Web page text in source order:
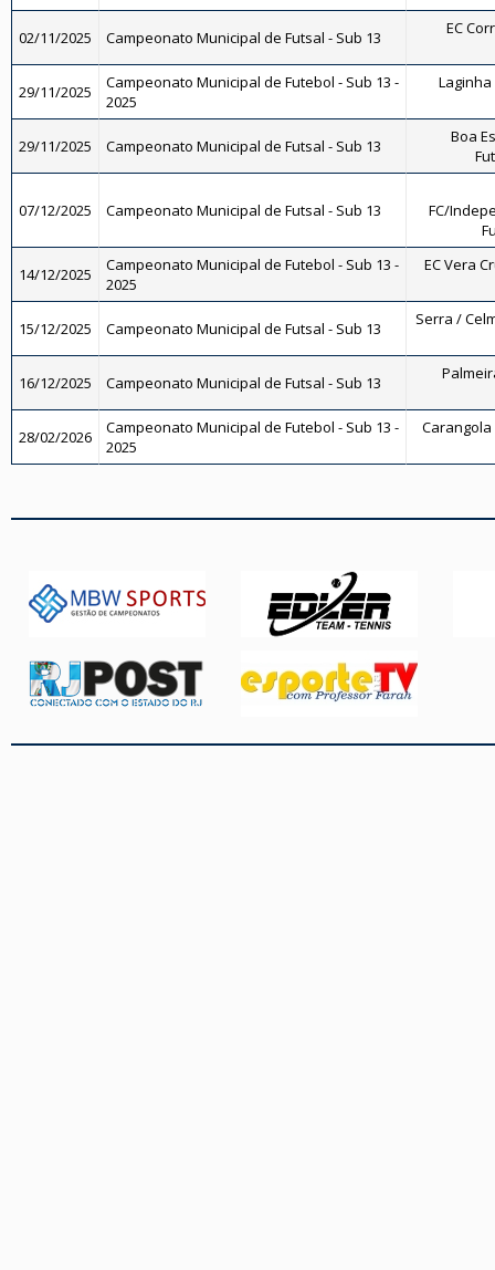
02/11/2025 Campeonato Municipal de Futsal - Sub 13 EC
29/11/2025
Campeonato Municipal de Futebol - Sub 13 -
2025
Laginha
29/11/2025 Campeonato Municipal de Futsal - Sub 13
Boa
07/12/2025 Campeonato Municipal de Futsal - Sub 13
FC/
14/12/2025
Campeonato Municipal de Futebol - Sub 13 -
2025
EC Vera
15/12/2025 Campeonato Municipal de Futsal - Sub 13 Serra /
16/12/2025 Campeonato Municipal de Futsal - Sub 13
28/02/2026
Campeonato Municipal de Futebol - Sub 13 -
2025
Carangola